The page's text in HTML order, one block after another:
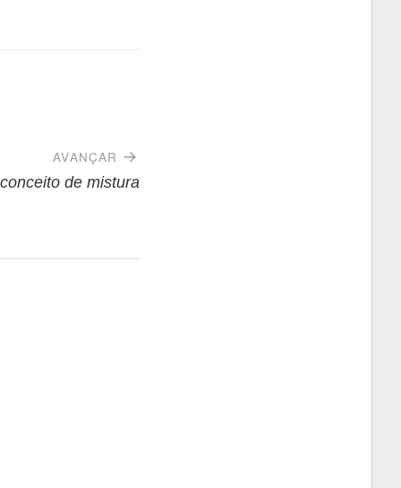
AVANÇAR
de mistura